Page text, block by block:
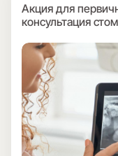
Акция для
консультация